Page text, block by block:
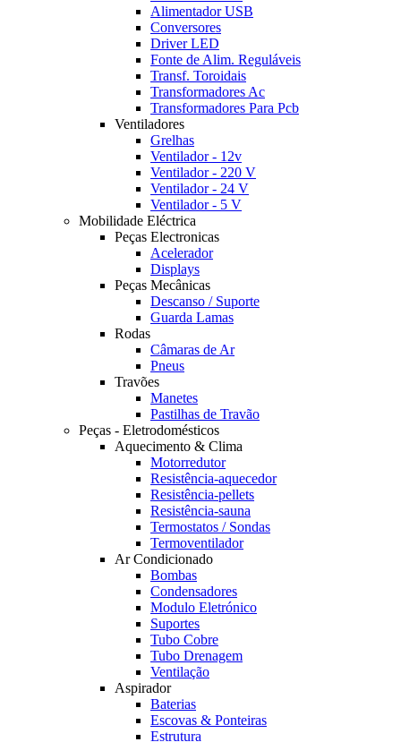
Alimentador USB
Conversores
Driver LED
Fonte de Alim. Reguláveis
Transf. Toroidais
Transformadores Ac
Transformadores Para Pcb
Ventiladores
Grelhas
Ventilador - 12v
Ventilador - 220 V
Ventilador - 24 V
Ventilador - 5 V
Mobilidade Eléctrica
Peças Electronicas
Acelerador
Displays
Peças Mecânicas
Descanso / Suporte
Guarda Lamas
Rodas
Câmaras de Ar
Pneus
Travões
Manetes
Pastilhas de Travão
Peças - Eletrodomésticos
Aquecimento & Clima
Motorredutor
Resistência-aquecedor
Resistência-pellets
Resistência-sauna
Termostatos / Sondas
Termoventilador
Ar Condicionado
Bombas
Condensadores
Modulo Eletrónico
Suportes
Tubo Cobre
Tubo Drenagem
Ventilação
Aspirador
Baterias
Escovas & Ponteiras
Estrutura